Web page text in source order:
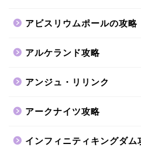
アビスリウムポールの攻略
アルケランド攻略
アンジュ・リリンク
アークナイツ攻略
インフィニティキングダム